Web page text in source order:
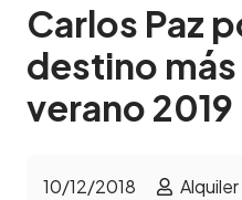
Carlos Paz
destino
verano 2019
10/12/2018